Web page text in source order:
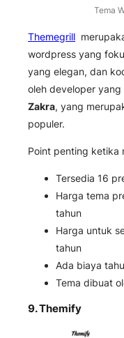
Tema
Themegrill
wordpress yang
yang elegan, dan
oleh developer
Zakra, yang
populer.
Point penting ketika
Tersedia 16
Harga tema
tahun
Harga untuk
tahun
Ada biaya
Tema dibuat
9.Themify